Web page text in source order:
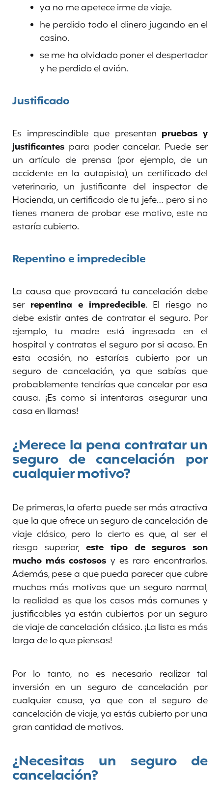
ya no me apetece irme de viaje.
he perdido todo el dinero jugando en el
casino.
se me ha olvidado poner el despertador
y he perdido el avión.
Justificado
Es imprescindible que presenten pruebas y
justificantes para poder cancelar. Puede ser
un artículo de prensa (por ejemplo, de un
accidente en la autopista), un certificado del
veterinario, un justificante del inspector de
Hacienda, un certificado de tu jefe… pero si no
tienes manera de probar ese motivo, este no
estaría cubierto.
Repentino e impredecible
La causa que provocará tu cancelación debe
ser repentina e impredecible. El riesgo no
debe existir antes de contratar el seguro. Por
ejemplo, tu madre está ingresada en el
hospital y contratas el seguro por si acaso. En
esta ocasión, no estarías cubierto por un
seguro de cancelación, ya que sabías que
probablemente tendrías que cancelar por esa
causa. ¡Es como si intentaras asegurar una
casa en llamas!
¿Merece la pena contratar un
seguro de cancelación por
cualquier motivo?
De primeras, la oferta puede ser más atractiva
que la que ofrece un seguro de cancelación de
viaje clásico, pero lo cierto es que, al ser el
riesgo superior,este tipo de seguros son
mucho más costosos y es raro encontrarlos.
Además, pese a que pueda parecer que cubre
muchos más motivos que un seguro normal,
la realidad es que los casos más comunes y
justificables ya están cubiertos por un seguro
de viaje de cancelación clásico. ¡La lista es más
larga de lo que piensas!
Por lo tanto, no es necesario realizar tal
inversión en un seguro de cancelación por
cualquier causa, ya que con el seguro de
cancelación de viaje, ya estás cubierto por una
gran cantidad de motivos.
¿Necesitas un seguro de
cancelación?